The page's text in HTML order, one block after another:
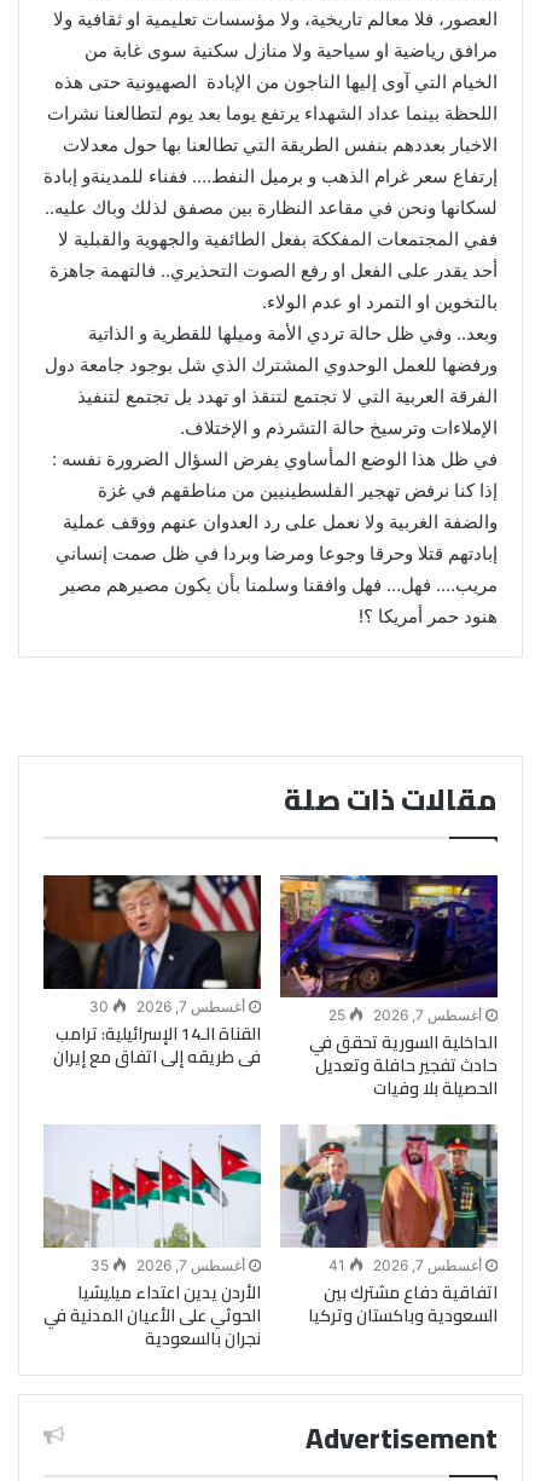
العصور، فلا معالم تاريخية، ولا مؤسسات تعليمية او ثقافية ولا
مرافق رياضية او سياحية ولا منازل سكنية سوى غابة من
الخيام التي آوى إليها الناجون من الإبادة الصهيونية حتى هذه
اللحظة بينما عداد الشهداء يرتفع يوما بعد يوم لتطالعنا نشرات
الاخبار بعددهم بنفس الطريقة التي تطالعنا بها حول معدلات
إرتفاع سعر غرام الذهب و برميل النفط…. ففناء للمدينةو إبادة
لسكانها ونحن في مقاعد النظارة بين مصفق لذلك وباك عليه..
ففي المجتمعات المفككة بفعل الطائفية والجهوية والقبلية لا
أحد يقدر على الفعل او رفع الصوت التحذيري.. فالتهمة جاهزة
بالتخوين او التمرد او عدم الولاء.
وبعد.. وفي ظل حالة تردي الأمة وميلها للقطرية و الذاتية
ورفضها للعمل الوحدوي المشترك الذي شل بوجود جامعة دول
الفرقة العربية التي لا تجتمع لتنقذ او تهدد بل تجتمع لتنفيذ
الإملاءات وترسيخ حالة التشرذم و الإختلاف.
في ظل هذا الوضع المأساوي يفرض السؤال الضرورة نفسه :
إذا كنا نرفض تهجير الفلسطينيين من مناطقهم في غزة
والضفة الغربية ولا نعمل على رد العدوان عنهم ووقف عملية
إبادتهم قتلا وحرقا وجوعا ومرضا وبردا في ظل صمت إنساني
مريب…. فهل… فهل وافقنا وسلمنا بأن يكون مصيرهم مصير
هنود حمر أمريكا ؟!
مقالات ذات صلة
أغسطس 7, 2026 25
الداخلية السورية تحقق في
حادث تفجير حافلة وتعديل
الحصيلة بلا وفيات
أغسطس 7, 2026 30
القناة الـ14 الإسرائيلية: ترامب
فى طريقه إلى اتفاق مع إيران
أغسطس 7, 2026 41
اتفاقية دفاع مشترك بين
السعودية وباكستان وتركيا
أغسطس 7, 2026 35
الأردن يدين اعتداء ميليشيا
الحوثي على الأعيان المدنية في
نجران بالسعودية
Advertisement